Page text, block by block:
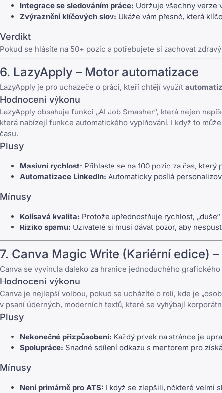
Integrace se sledováním práce: Udržuje všechny verze
Zvýraznění klíčových slov: Ukáže vám přesně, která
Verdikt
Pokud se hlásíte na 50+ pozic a potřebujete si zachovat
6. LazyApply – Motor automatizace
LazyApply je pro uchazeče o práci, kteří chtějí využít
Hodnocení výkonu
LazyApply obsahuje funkci „AI Job Smasher“, která nejen
která nabízejí funkce automatického vyplňování. I když to
času.
Plusy
Masivní rychlost: Přihlaste se na 100 pozic za čas, který
Automatizace LinkedIn: Automaticky posílá
Mínusy
Kolísavá kvalita: Protože upřednostňuje rychlost,
Riziko spamu: Uživatelé si musí dávat pozor, aby
7. Canva Magic Write (Kariérní edice)
Canva se vyvinula daleko za hranice jednoduchého
Hodnocení výkonu
Canva je nejlepší volbou, pokud se ucházíte o roli, kde je
v psaní úderných, moderních textů, které se vyhýbají
Plusy
Nekonečné přizpůsobení: Každý prvek na stránce je
Spolupráce: Snadné sdílení odkazu s mentorem pro
Mínusy
Není primárně pro ATS: I když se zlepšili, některé velmi